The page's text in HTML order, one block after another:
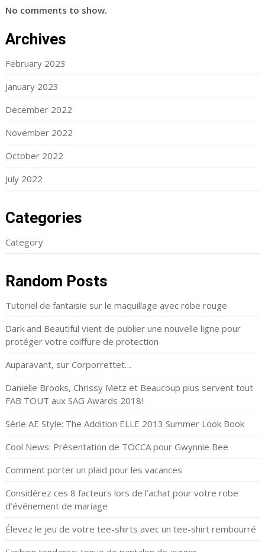
No comments to show.
Archives
February 2023
January 2023
December 2022
November 2022
October 2022
July 2022
Categories
Category
Random Posts
Tutoriel de fantaisie sur le maquillage avec robe rouge
Dark and Beautiful vient de publier une nouvelle ligne pour
protéger votre coiffure de protection
Auparavant, sur Corporrettet…
Danielle Brooks, Chrissy Metz et Beaucoup plus servent tout
FAB TOUT aux SAG Awards 2018!
Série AE Style: The Addition ELLE 2013 Summer Look Book
Cool News: Présentation de TOCCA pour Gwynnie Bee
Comment porter un plaid pour les vacances
Considérez ces 8 facteurs lors de l’achat pour votre robe
d’événement de mariage
Élevez le jeu de votre tee-shirts avec un tee-shirt rembourré